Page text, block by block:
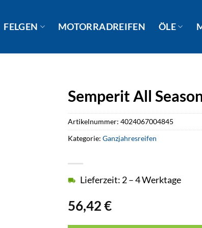
FELGEN MOTORRADREIFEN ÖLE
Semperit All
56,42€
Lieferzeit: 2 – 4 Werktage
Artikelnummer:4024067004845
Kategorie:Ganzjahresreifen